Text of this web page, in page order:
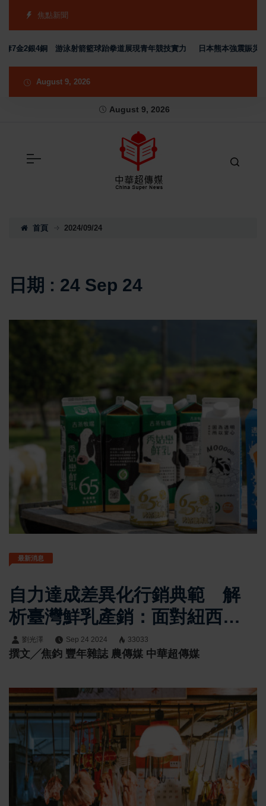
焦點新聞
銀4銅 游泳射箭籃球跆拳道展現青年競技實力 日本熊本強震賑災再獲
August 9, 2026
August 9, 2026
首頁 2024/09/24
日期 : 24 Sep 24
最新消息
自力達成差異化行銷典範 解
析臺灣鮮乳產銷：面對紐西蘭
液態乳挑戰 新鮮就是最大優
勢
劉光澤 Sep 24 2024 33033
撰文╱焦鈞 豐年雜誌 農傳媒 中華超傳媒